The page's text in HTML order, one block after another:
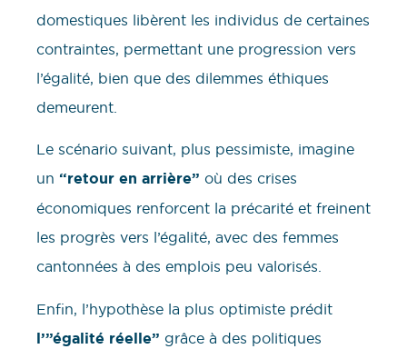
domestiques libèrent les individus de certaines
contraintes, permettant une progression vers
l’égalité, bien que des dilemmes éthiques
demeurent.
Le scénario suivant, plus pessimiste, imagine
un “retour en arrière” où des crises
économiques renforcent la précarité et freinent
les progrès vers l’égalité, avec des femmes
cantonnées à des emplois peu valorisés.
Enfin, l’hypothèse la plus optimiste prédit
l’”égalité réelle” grâce à des politiques